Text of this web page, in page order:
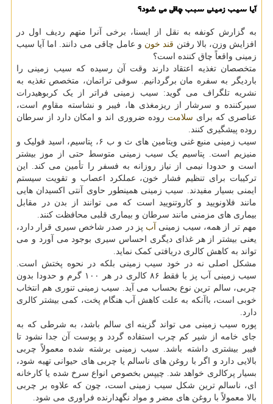
آیا سیب زمینی سبب چاقی می شود؟
به گزارش کونفه به نقل از ایسنا، برخی آنرا متهم ردیف اول در
افزایش وزن، بالا رفتن قند خون و عامل چاقی می دانند. اما آیا سیب
زمینی واقعاً چاق کننده است؟
متخصصان تغذیه اعتقاد دارند وقت آن رسیده که سیب زمینی را
باردیگر به سفره مان برگردانیم. سوفی تراتمان، متخصص تغذیه به
نشریه تلگراف می گوید: سیب زمینی فراتر از یک کربوهیدرات
سیرکننده و سرشار از ریزمغذی ها، فیبر و نشاسته مقاوم است،
عناصری که برای سلامت روده ضروری اند و امکان دارد از سرطان
روده پیشگیری کنند.
سیب زمینی منبع غنی ویتامین های ث و ب ۶، پتاسیم، اسید فولیک و
منیزیم است. پتاسیم یک سیب زمینی متوسط حتی از موز بیشتر
است و حدودا نیمی از نیاز روزانه به فسفر را تأمین می کند. این
ترکیبات برای تنظیم فشار خون، عملکرد اعصاب و تقویت سیستم
ایمنی بسیار مفیدند. سیب زمینی همینطور حاوی آنتی اکسیدان هایی
مانند فلاونویید و کاروتنویید است که می توانند از بدن در مقابل
بیماری های مزمنی مانند سرطان و بیماری قلبی محافظت کنند.
مهم تر از همه، سیب زمینی آب پز در صدر شاخص سیری قرار دارد،
یعنی بیشتر از هر غذای دیگری احساس سیری بوجود می آورد و می
تواند به کاهش کالری دریافتی کمک نماید.
مشکل اصلی نه در خود سیب زمینی بلکه در نحوه پختش است.
سیب زمینی آب پز با فقط ۸۶ کالری در هر ۱۰۰ گرم و حدودا بدون
چربی، سالم ترین نوع بحساب می آید. سیب زمینی تنوری هم انتخاب
خوبی است، باآنکه به علت کاهش آب هنگام پخت، کمی بیشتر کالری
دارد.
پوره سیب زمینی می تواند گزینه ای سالم باشد، به شرطی که به
جای خامه از شیر کم چرب استفاده گردد و پوست آن جدا نشود تا
فیبر بیشتری داشته باشد. سیب زمینی برشته شده معمولاً چربی
بالایی دارد و اگر با روغن های ناسالم یا چربی های حیوانی تهیه شود،
بسیار پرکالری خواهد شد. چیپس بخصوص انواع سرخ شده یا کارخانه
ای، ناسالم ترین شکل سیب زمینی است، چون که علاوه بر چربی
بالا معمولاً با روغن های مضر و مواد نگهدارنده فراوری می شود.